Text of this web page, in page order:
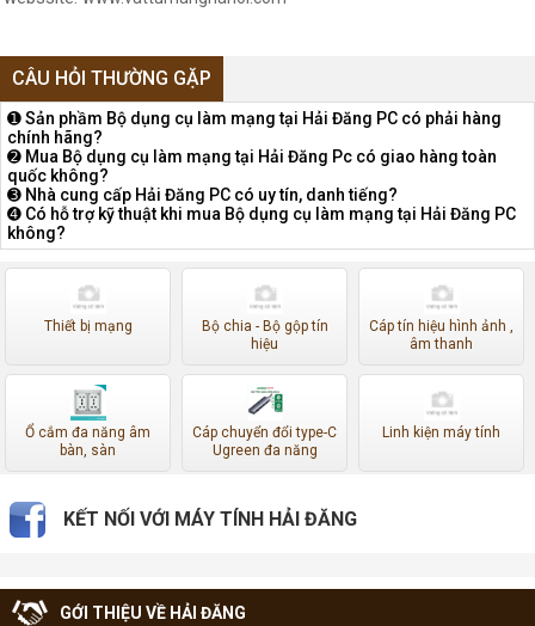
CÂU HỎI THƯỜNG GẶP
➊ Sản phầm Bộ dụng cụ làm mạng tại Hải Đăng PC có phải hàng
chính hãng?
➋ Mua Bộ dụng cụ làm mạng tại Hải Đăng Pc có giao hàng toàn
quốc không?
➌ Nhà cung cấp Hải Đăng PC có uy tín, danh tiếng?
➍ Có hỗ trợ kỹ thuật khi mua Bộ dụng cụ làm mạng tại Hải Đăng PC
không?
Thiết bị mạng
Bộ chia - Bộ gộp tín
hiệu
Cáp tín hiệu hình ảnh ,
âm thanh
Ổ cắm đa năng âm
bàn, sàn
Cáp chuyển đổi type-C
Ugreen đa năng
Linh kiện máy tính
KẾT NỐI VỚI MÁY TÍNH HẢI ĐĂNG
GỚI THIỆU VỀ HẢI ĐĂNG